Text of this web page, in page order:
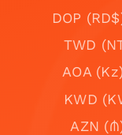
DOP
TWD
AOA
KWD
AZN